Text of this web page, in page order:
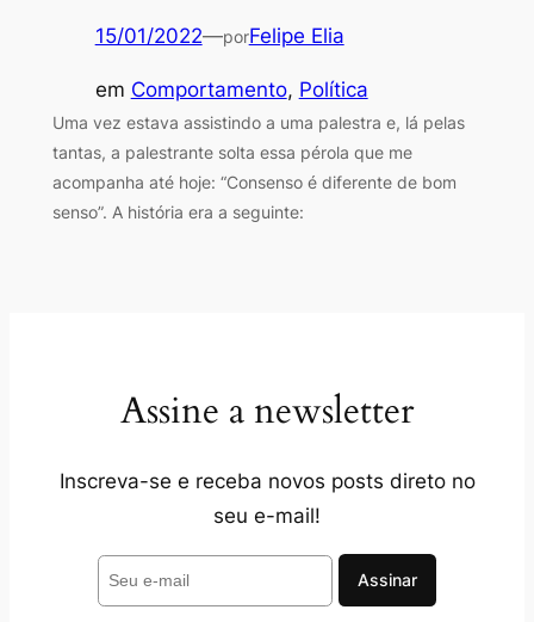
15/01/2022—porFelipe Elia
em Comportamento, Política
Uma vez estava assistindo a uma palestra e, lá pelas
tantas, a palestrante solta essa pérola que me
acompanha até hoje: “Consenso é diferente de bom
senso”. A história era a seguinte:
Assine a newsletter
Inscreva-se e receba novos posts direto no
seu e-mail!